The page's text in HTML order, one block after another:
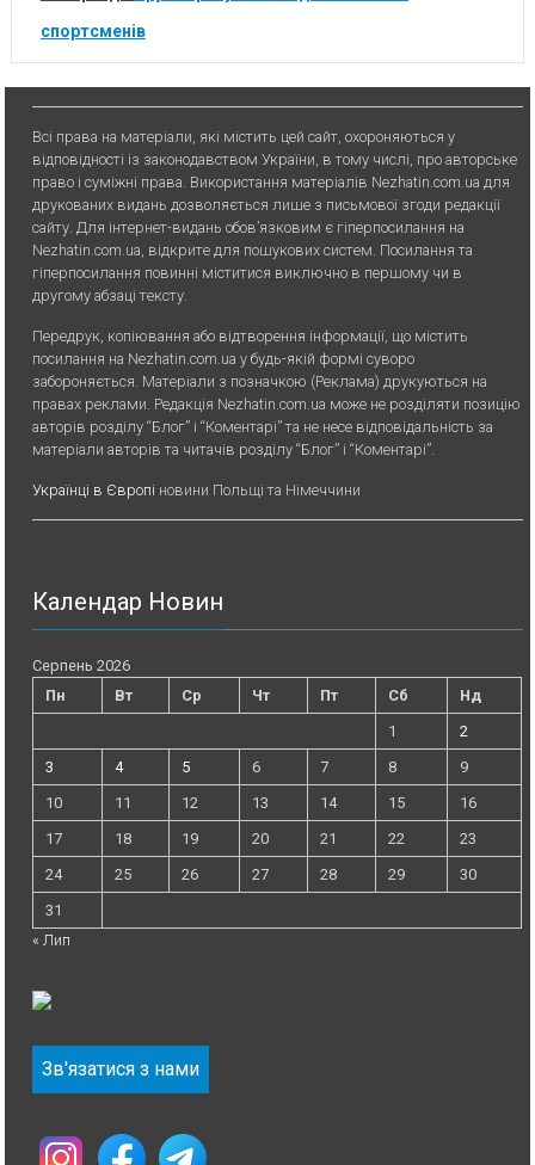
спортсменів
Всі права на матеріали, які містить цей сайт, охороняються у
відповідності із законодавством України, в тому числі, про авторське
право і суміжні права. Використання матерiалiв Nezhatin.com.ua для
друкованих видань дозволяється лише з письмової згоди редакції
сайту. Для iнтернет-видань обов’язковим є гiперпосилання на
Nezhatin.com.ua, відкрите для пошукових систем. Посилання та
гіперпосилання повинні міститися виключно в першому чи в
другому абзаці тексту.
Передрук, копiювання або вiдтворення iнформацiї, що мiстить
посилання на Nezhatin.com.ua у будь-якiй формi суворо
забороняється. Матеріали з позначкою (Реклама) друкуються на
правах реклами. Редакція Nezhatin.com.ua може не розділяти позицію
авторів розділу “Блог” і “Коментарі” та не несе відповідальність за
матеріали авторів та читачів розділу “Блог” і “Коментарі”.
Українці в Європі новини Польщі та Німеччини
Календар Новин
Серпень 2026
Пн
Вт Ср Чт Пт Сб
Нд
1
2
3
4 5 6 7 8
9
10
11 12 13 14 15
16
17
18 19 20 21 22
23
24
25 26 27 28 29
30
31
« Лип
Зв'язатися з нами